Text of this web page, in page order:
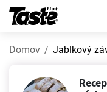
Domov Jablkový